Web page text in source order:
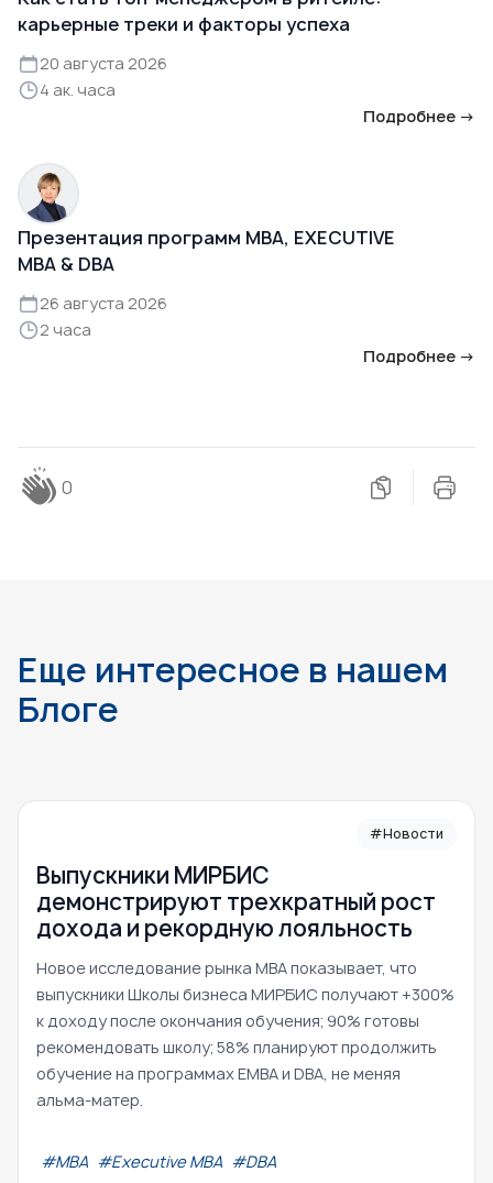
карьерные треки и факторы успеха
20 августа 2026
4 ак. часа
Подробнее →
Презентация программ MBA, EXECUTIVE
MBA & DBA
26 августа 2026
2 часа
Подробнее →
0
Еще интересное в нашем
Блоге
#Новости
Выпускники МИРБИС
демонстрируют трехкратный рост
дохода и рекордную лояльность
Новое исследование рынка MBA показывает, что
выпускники Школы бизнеса МИРБИС получают +300%
к доходу после окончания обучения; 90% готовы
рекомендовать школу; 58% планируют продолжить
обучение на программах EMBA и DBA, не меняя
альма-матер.
#МВА #Executive MBA #DBA